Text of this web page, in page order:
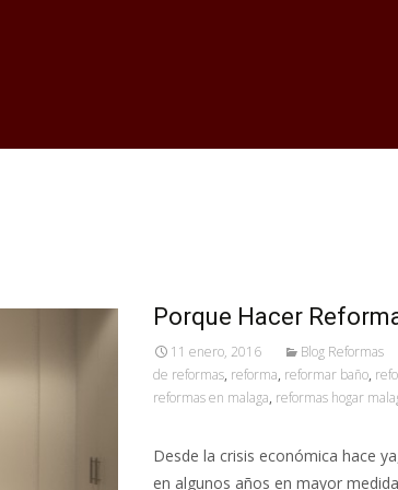
Porque Hacer
11 enero, 2016
Blog Reformas
de reformas, reforma, reformar baño,
reformas en malaga, reformas hogar
Desde la crisis económica hace
en algunos años en mayor